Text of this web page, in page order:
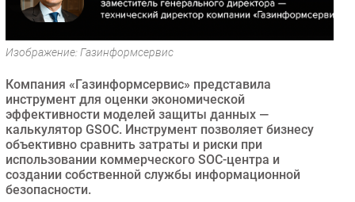
Безопасность
Инновации
Гаджеты
Здоровье
РАЗДЕЛЫ
Новости
Изображение: Газинформсервис
Компания «Газинформсервис» представила
инструмент для оценки экономической
эффективности моделей защиты данных —
калькулятор GSOC. Инструмент позволяет бизнесу
объективно сравнить затраты и риски при
использовании коммерческого SOC-центра и
создании собственной службы информационной
безопасности.